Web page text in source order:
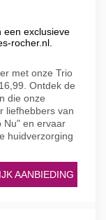
een exclusieve
rocher.nl.
met onze Trio
Ontdek de
die onze
liefhebbers van
Nu" en ervaar
huidverzorging
AANBIEDING